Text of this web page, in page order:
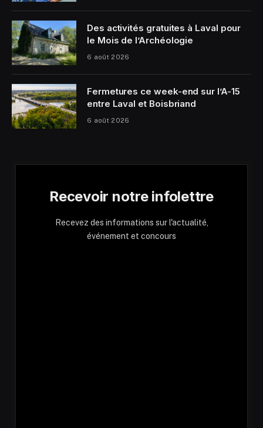
Des activités gratuites à Laval pour
le Mois de l’Archéologie
6 août 2026
Fermetures ce week-end sur l’A-15
entre Laval et Boisbriand
6 août 2026
Recevoir notre infolettre
Recevez des informations sur l'actualité,
événement et concours